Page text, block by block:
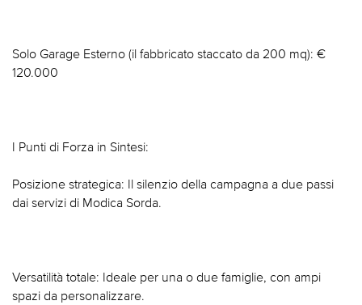
Solo Garage Esterno (il fabbricato staccato da 200 mq): €
120.000
I Punti di Forza in Sintesi:
Posizione strategica: Il silenzio della campagna a due passi
dai servizi di Modica Sorda.
Versatilità totale: Ideale per una o due famiglie, con ampi
spazi da personalizzare.